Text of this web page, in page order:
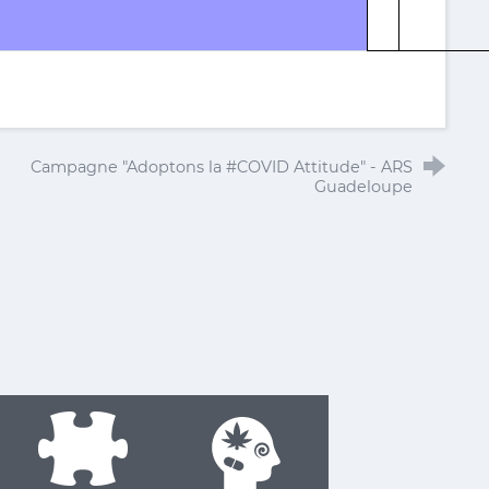
Campagne "Adoptons la #COVID Attitude" - ARS
Guadeloupe